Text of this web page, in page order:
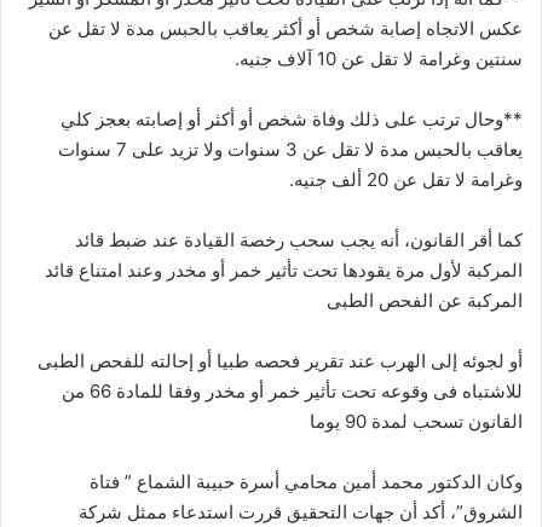
عكس الاتجاه إصابة شخص أو أكثر يعاقب بالحبس مدة لا تقل عن
سنتين وغرامة لا تقل عن 10 آلاف جنيه.
**وحال ترتب على ذلك وفاة شخص أو أكثر أو إصابته بعجز كلي
يعاقب بالحبس مدة لا تقل عن 3 سنوات ولا تزيد على 7 سنوات
وغرامة لا تقل عن 20 ألف جنيه.
كما أقر القانون، أنه يجب سحب رخصة القيادة عند ضبط قائد
المركبة لأول مرة يقودها تحت تأثير خمر أو مخدر وعند امتناع قائد
المركبة عن الفحص الطبى
أو لجوئه إلى الهرب عند تقرير فحصه طبيا أو إحالته للفحص الطبى
للاشتباه فى وقوعه تحت تأثير خمر أو مخدر وفقا للمادة 66 من
القانون تسحب لمدة 90 يوما
وكان الدكتور محمد أمين محامي أسرة حبيبة الشماع ” فتاة
الشروق”، أكد أن جهات التحقيق قررت استدعاء ممثل شركة